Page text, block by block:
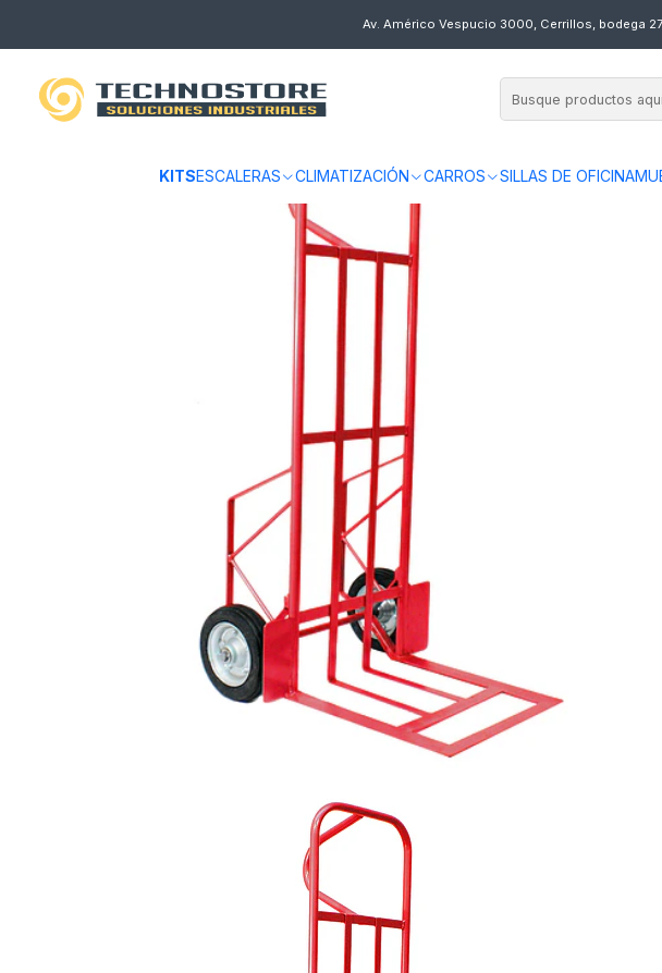
KITSESCALERAS CLIMATIZACIÓN CARROS SILLAS DE OFICINA
Av. Américo Vespucio 3000, Cerrillos, bodega 27
CARRO DE CARGA YEGUA ACERO MAXI 250 KG